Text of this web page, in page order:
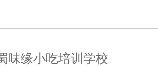
味缘小吃培训学校